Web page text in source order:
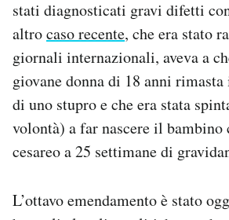
stati diagnosticati gravi difetti
altrocaso recente, che era stato
giornali internazionali, aveva a
giovane donna di 18 anni
di uno stupro e che era stata
volontà) a far nascere il bambino
cesareo a 25 settimane di
L’ottavo emendamento è stato